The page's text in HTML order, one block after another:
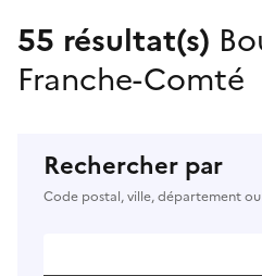
55 résultat(s)
Franche-Comté
Rechercher par
Code postal, ville, département